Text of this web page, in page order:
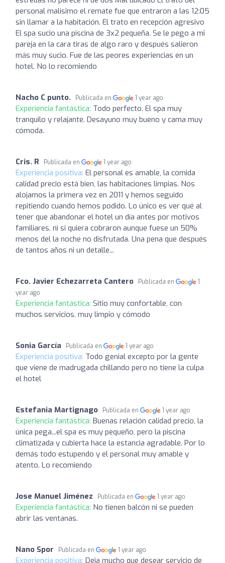
personal malisimo el remate fue que entraron a las 12:05
sin llamar a la habitación. El trato en recepción agresivo
El spa sucio una piscina de 3x2 pequeña. Se le pego a mi
pareja en la cara tiras de algo raro y después salieron
más muy sucio. Fue de las peores experiencias en un
hotel. No lo recomiendo
Nacho C punto. Publicada en 1 year ago
Experiencia fantástica: Todo perfecto. El spa muy
tranquilo y relajante. Desayuno muy bueno y cama muy
cómoda.
Cris. R Publicada en 1 year ago
Experiencia positiva: El personal es amable, la comida
calidad precio está bien, las habitaciones limpias. Nos
alojamos la primera vez en 2011 y hemos seguido
repitiendo cuando hemos podido. Lo único es ver qué al
tener que abandonar el hotel un día antes por motivos
familiares, ni si quiera cobraron aunque fuese un 50%
menos del la noche no disfrutada. Una pena que después
de tantos años ni un detalle...
Fco. Javier Echezarreta Cantero Publicada en
1
year ago
Experiencia fantástica: Sitio muy confortable, con
muchos servicios, muy limpio y cómodo
Sonia García Publicada en 1 year ago
Experiencia positiva: Todo genial excepto por la gente
que viene de madrugada chillando pero no tiene la culpa
el hotel
Estefania Martignago Publicada en 1 year ago
Experiencia fantástica: Buenas relación calidad precio, la
única pega...el spa es muy pequeño, pero la piscina
climatizada y cubierta hace la estancia agradable. Por lo
demás todo estupendo y el personal muy amable y
atento. Lo recomiendo
Jose Manuel Jiménez Publicada en 1 year ago
Experiencia fantástica: No tienen balcón ni se pueden
abrir las ventanas.
Nano Spor Publicada en 1 year ago
Experiencia positiva: Deja mucho que desear servicio de